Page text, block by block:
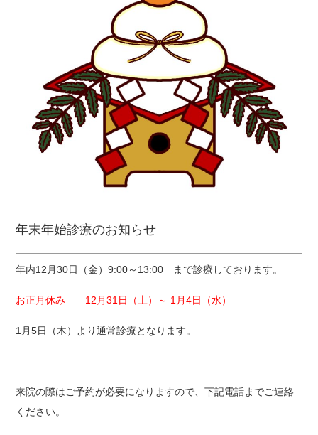
年末年始診療のお知らせ
年内12月30日（金）9:00～13:00 まで診療しております。
お正月休み 12月31日（土）～ 1月4日（水）
1月5日（木）より通常診療となります。
来院の際はご予約が必要になりますので、下記電話までご連絡
ください。